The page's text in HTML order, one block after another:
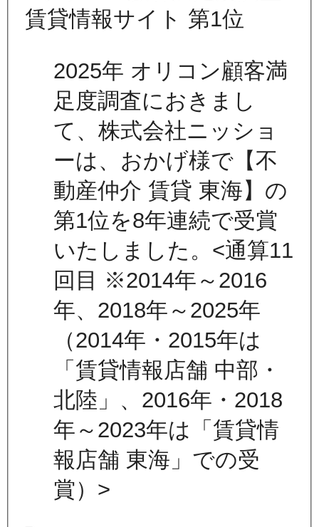
2025年 オリコン顧客満
足度調査におきまし
て、株式会社ニッショ
ーは、おかげ様で【不
動産仲介 賃貸 東海】の
第1位を8年連続で受賞
いたしました。<通算11
回目 ※2014年～2016
年、2018年～2025年
（2014年・2015年は
「賃貸情報店舗 中部・
北陸」、2016年・2018
年～2023年は「賃貸情
報店舗 東海」での受
賞）>